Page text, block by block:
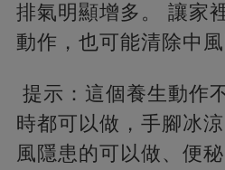
排氣明顯增多。 讓家
動作，也可能清除中風
提示：這個養生動作
時都可以做，手腳冰
風隱患的可以做、便